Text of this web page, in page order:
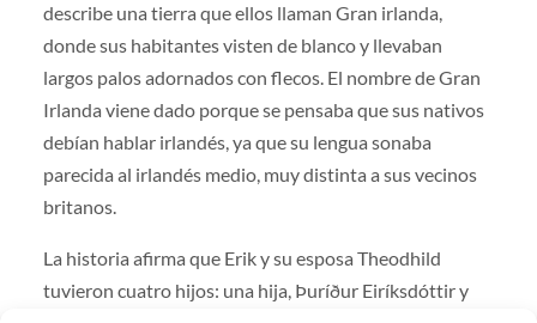
describe una tierra que ellos llaman Gran irlanda,
donde sus habitantes visten de blanco y llevaban
largos palos adornados con flecos. El nombre de Gran
Irlanda viene dado porque se pensaba que sus nativos
debían hablar irlandés, ya que su lengua sonaba
parecida al irlandés medio, muy distinta a sus vecinos
britanos.
La historia afirma que Erik y su esposa Theodhild
tuvieron cuatro hijos: una hija, Þuríður Eiríksdóttir y